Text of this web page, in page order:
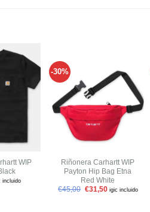
WIP
incluido
-30%
Añadir
a tu
lista de
Riñonera Carhartt WIP
Payton Hip Bag Etna
Red White
€45,00 €31,50 igic incluido